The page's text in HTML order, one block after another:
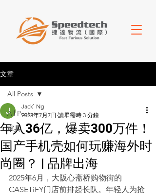
文章
All Posts
家具
All Posts
年入36亿，爆卖300万件！
国产手机壳如何玩赚海外时
尚圈？ | 品牌出海
Jack` Ng
2025年7月7日 讀畢需時 3 分鐘
2025年6月，大阪心斋桥购物街的
CASETiFY门店前排起长队。年轻人为抢